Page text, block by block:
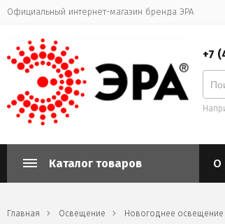
Официальный интернет-магазин бренда ЭРА
+7
Каталог товаров О
Главная Освещение Новогоднее освещение